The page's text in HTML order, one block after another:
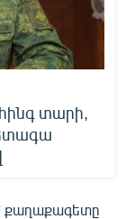
տարի,
քաղաքագետը